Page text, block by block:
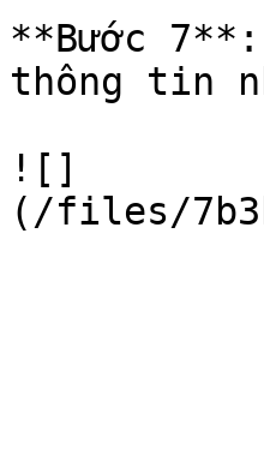
**Bước
thông tin
![]